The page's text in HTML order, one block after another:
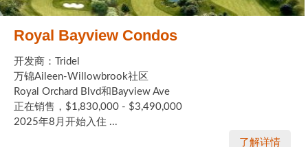
Royal Bayview Condos
开发商：Tridel
万锦Aileen-Willowbrook社区
Royal Orchard Blvd和Bayview Ave
正在销售，$1,830,000 - $3,490,000
2025年8月开始入住 ...
了解详情